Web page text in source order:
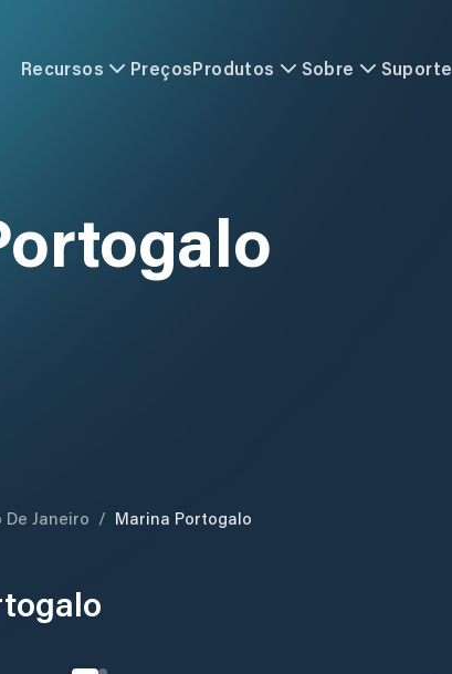
Recursos PreçosProdutos Sobre Suporte
De Janeiro / Marina Portogalo